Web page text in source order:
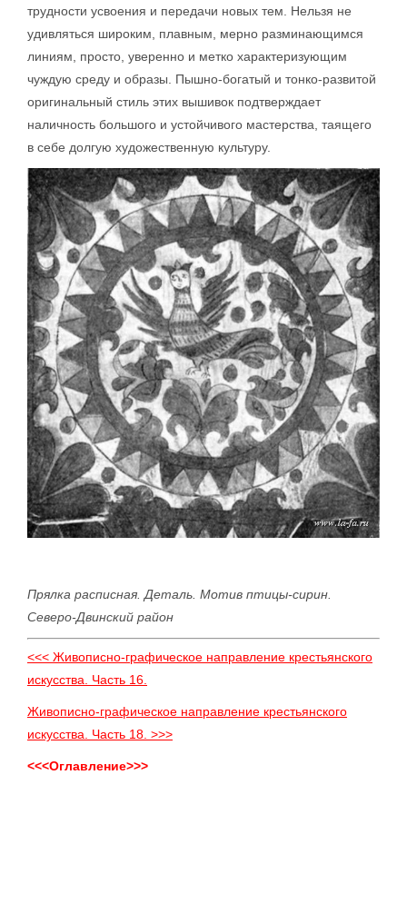
трудности усвоения и передачи новых тем. Нельзя не
удивляться широким, плавным, мерно разминающимся
линиям, просто, уверенно и метко характеризующим
чуждую среду и образы. Пышно-богатый и тонко-развитой
оригинальный стиль этих вышивок подтверждает
наличность большого и устойчивого мастерства, таящего
в себе долгую художественную культуру.
Прялка расписная. Деталь. Мотив птицы-сирин.
Северо-Двинский район
<<< Живописно-графическое направление крестьянского
искусства. Часть 16.
Живописно-графическое направление крестьянского
искусства. Часть 18. >>>
<<<Оглавление>>>